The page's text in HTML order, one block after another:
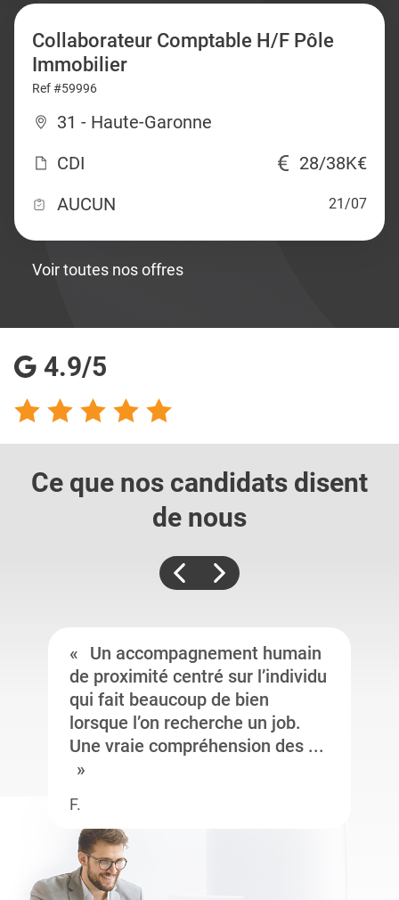
Collaborateur Comptable H/F Pôle
Immobilier
Ref #59996
31 - Haute-Garonne
CDI
28/38K€
AUCUN
21/07
Voir toutes nos offres
4.9/5
Ce que nos candidats disent
de nous
Un accompagnement humain
de proximité centré sur l’individu
qui fait beaucoup de bien
lorsque l’on recherche un job.
Une vraie compréhension des ...
F.